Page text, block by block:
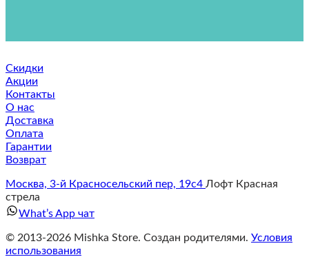
Скидки
Акции
Контакты
О нас
Доставка
Оплата
Гарантии
Возврат
Москва, 3-й Красносельский пер, 19с4 Лофт Красная
стрела
What’s App чат
© 2013-2026 Mishka Store. Cоздан родителями. Условия
использования